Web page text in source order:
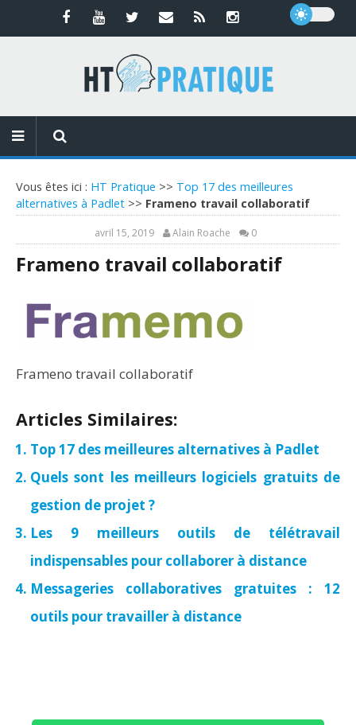
Vous êtes ici : HT Pratique >> Top 17 des meilleures
alternatives à Padlet >> Frameno travail collaboratif
avril 15, 2019 Alain Roache 0
Frameno travail collaboratif
Frameno travail collaboratif
Articles Similaires:
Top 17 des meilleures alternatives à Padlet
Quels sont les meilleurs logiciels gratuits de
gestion de projet ?
Les 9 meilleurs outils de télétravail
indispensables pour collaborer à distance
Messageries collaboratives gratuites : 12
outils pour travailler à distance